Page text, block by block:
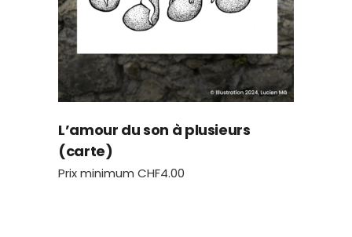
L’amour du son à plusieurs
(carte)
Prix minimum CHF4.00